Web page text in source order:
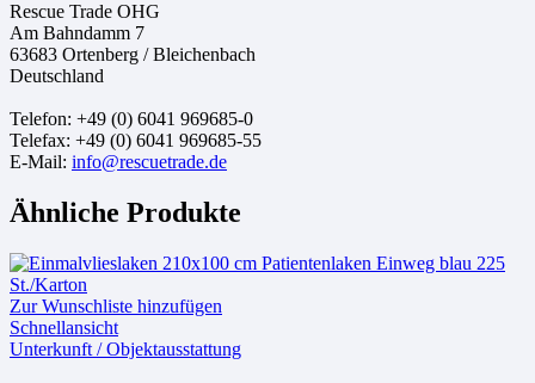
Rescue Trade OHG
Am Bahndamm 7
63683 Ortenberg / Bleichenbach
Deutschland
Telefon: +49 (0) 6041 969685-0
Telefax: +49 (0) 6041 969685-55
E-Mail: info@rescuetrade.de
Ähnliche Produkte
Zur Wunschliste hinzufügen
Schnellansicht
Unterkunft / Objektausstattung